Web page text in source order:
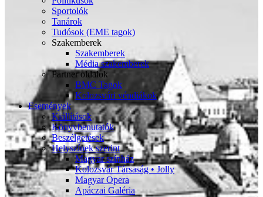
Sportolók
Tanárok
Tudósok (EME tagok)
Szakemberek
Szakemberek
Média szakemberek
Partner oldalok
BMC Tagok
Kolozsvári véndiákok
Események
Kiállítások
Könyvbenutatók
Beszélgetések
Helyszínek szerint
Magyar színház
Kolozsvár Társaság • Jolly
Magyar Opera
Apáczai Galéria